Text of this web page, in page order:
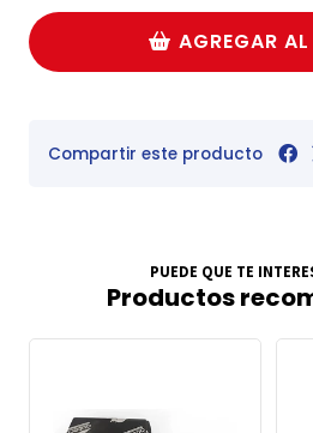
AGREGAR
Compartir este producto
PUEDE QUE TE
Productos